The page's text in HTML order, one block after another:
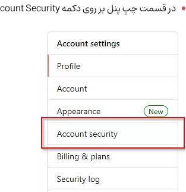
در قسمت چپ پنل بر روی دکمه Account Security کلیک کنید.